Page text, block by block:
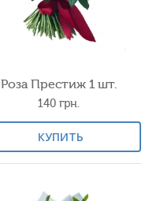
Роза Престиж 1 шт.
140 грн.
КУПИТЬ